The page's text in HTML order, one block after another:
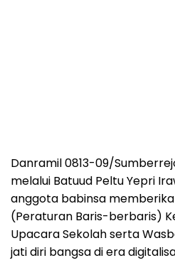
Danramil 0813-09/
melalui Batuud Peltu Yepri
anggota babinsa
(Peraturan Baris-berbaris)
Upacara Sekolah serta
jati diri bangsa di era